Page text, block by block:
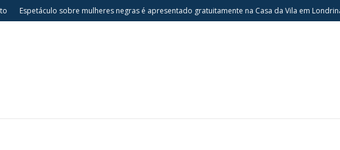
Espetáculo sobre mulheres negras é apresentado gratuitamente na Casa da Vila em Londrina